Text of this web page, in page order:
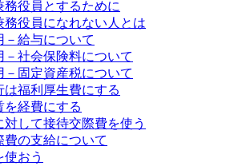
務役員とするために
務役員になれない人とは
－給与について
－社会保険料について
－固定資産税について
は福利厚生費にする
を経費にする
対して接待交際費を使う
費の支給について
使おう